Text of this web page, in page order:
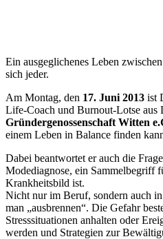
Ein ausgeglichenes Leben
sich jeder.
Am Montag, den 17. Juni 2013 ist
Life-Coach und Burnout-Lotse aus
Gründergenossenschaft Witten
einem Leben in Balance finden
Dabei beantwortet er auch die
Modediagnose, ein Sammelbegriff
Krankheitsbild ist.
Nicht nur im Beruf, sondern auch
man „ausbrennen“. Die Gefahr
Stresssituationen anhalten oder
werden und Strategien zur